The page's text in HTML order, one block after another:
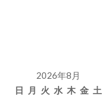
2026年8月
日
月 火 水 木 金 土